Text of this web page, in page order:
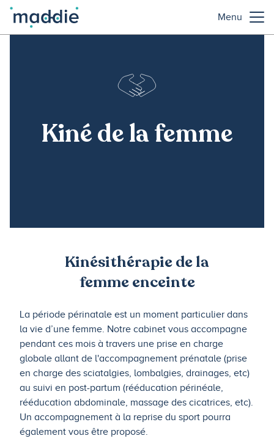
Menu
Kiné de la femme
Kinésithérapie de la
femme enceinte
La période périnatale est un moment particulier dans
la vie d’une femme. Notre cabinet vous accompagne
pendant ces mois à travers une prise en charge
globale allant de l'accompagnement prénatale (prise
en charge des sciatalgies, lombalgies, drainages, etc)
au suivi en post-partum (rééducation périnéale,
rééducation abdominale, massage des cicatrices, etc).
Un accompagnement à la reprise du sport pourra
également vous être proposé.